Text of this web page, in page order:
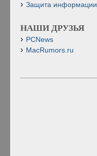
Защита информации
НАШИ ДРУЗЬЯ
PCNews
MacRumors.ru